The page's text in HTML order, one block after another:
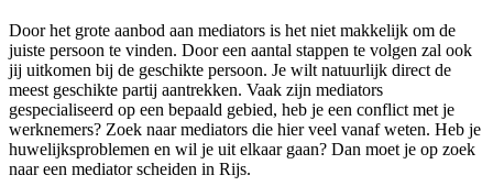
Door het grote aanbod aan mediators is het niet makkelijk om de
juiste persoon te vinden. Door een aantal stappen te volgen zal ook
jij uitkomen bij de geschikte persoon. Je wilt natuurlijk direct de
meest geschikte partij aantrekken. Vaak zijn mediators
gespecialiseerd op een bepaald gebied, heb je een conflict met je
werknemers? Zoek naar mediators die hier veel vanaf weten. Heb je
huwelijksproblemen en wil je uit elkaar gaan? Dan moet je op zoek
naar een mediator scheiden in Rijs.